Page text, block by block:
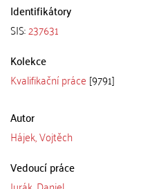
Identifikátory
SIS:237631
Kolekce
Kvalifikační práce [9791]
Autor
Hájek, Vojtěch
Vedoucí práce